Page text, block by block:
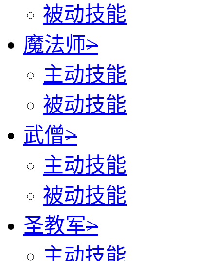
被动技能
魔法师>
主动技能
被动技能
武僧>
主动技能
被动技能
圣教军>
主动技能